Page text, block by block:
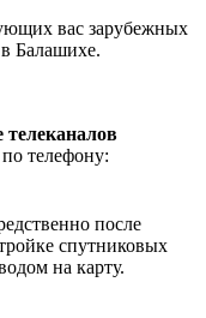
вас зарубежных
Балашихе.
телеканалов
телефону:
после
спутниковых
на карту.